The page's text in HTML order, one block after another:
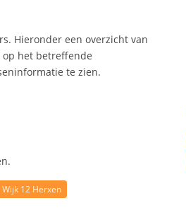
Hieronder een overzicht van
het betreffende
te zien.
Wijk 12 Herxen